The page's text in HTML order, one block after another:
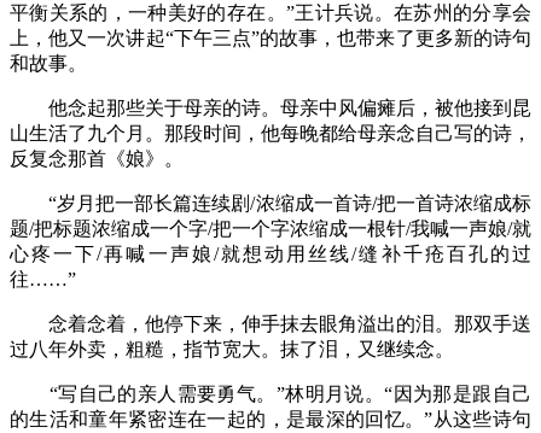
平衡关系的，一种美好的存在。”王计兵说。在苏州的分享会
上，他又一次讲起“下午三点”的故事，也带来了更多新的诗句
和故事。
他念起那些关于母亲的诗。母亲中风偏瘫后，被他接到昆
山生活了九个月。那段时间，他每晚都给母亲念自己写的诗，
反复念那首《娘》。
“岁月把一部长篇连续剧/浓缩成一首诗/把一首诗浓缩成标
题/把标题浓缩成一个字/把一个字浓缩成一根针/我喊一声娘/就
心疼一下/再喊一声娘/就想动用丝线/缝补千疮百孔的过
往……”
念着念着，他停下来，伸手抹去眼角溢出的泪。那双手送
过八年外卖，粗糙，指节宽大。抹了泪，又继续念。
“写自己的亲人需要勇气。”林明月说。“因为那是跟自己
的生活和童年紧密连在一起的，是最深的回忆。”从这些诗句